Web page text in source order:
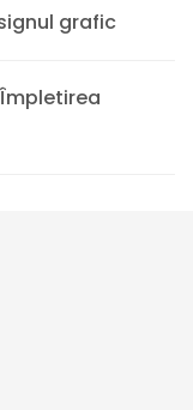
grafic